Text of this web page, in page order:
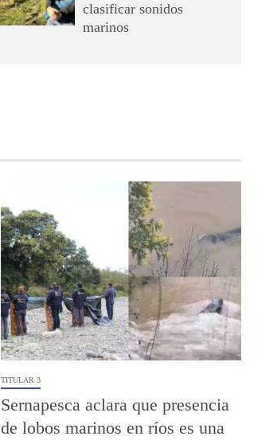
clasificar sonidos
marinos
TITULAR 3
Sernapesca aclara que presencia
de lobos marinos en ríos es una